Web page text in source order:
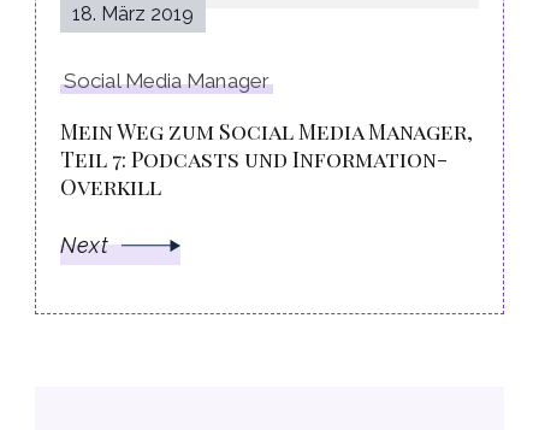
18. März 2019
Social Media Manager
Mein Weg zum Social Media Manager,
Teil 7: Podcasts und Information-
Overkill
Next